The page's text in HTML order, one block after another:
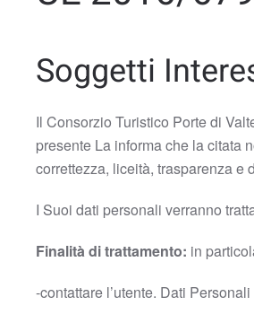
Soggetti
Il Consorzio Turistico Porte di
presente La informa che la citata
correttezza, liceità, trasparenza e
I Suoi dati personali verranno
Finalità di trattamento: in
-contattare l’utente. Dati